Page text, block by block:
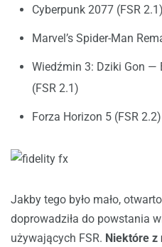
Cyberpunk 2077 (FSR 2.1)
Marvel’s Spider-Man
Wiedźmin 3: Dziki Gon —
(FSR 2.1)
Forza Horizon 5 (FSR 2.2)
Jakby tego było mało,
doprowadziła do powstania
używających FSR. Niektóre z